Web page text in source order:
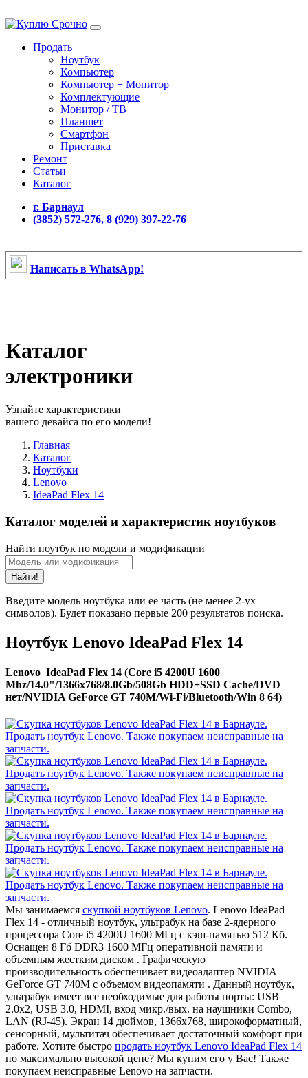
Продать
Ноутбук
Компьютер
Компьютер + Монитор
Комплектующие
Монитор / ТВ
Планшет
Смартфон
Приставка
Ремонт
Статьи
Каталог
г. Барнаул
(3852) 572-276, 8 (929) 397-22-76
Написать в WhatsApp!
Каталог
электроники
Узнайте характеристики
вашего девайса по его модели!
Главная
Каталог
Ноутбуки
Lenovo
IdeaPad Flex 14
Каталог моделей и характеристик ноутбуков
Найти ноутбук по модели и модификации
Найти!
Введите модель ноутбука или ее часть (не менее 2-ух
символов). Будет показано первые 200 результатов поиска.
Ноутбук Lenovo IdeaPad Flex 14
Lenovo IdeaPad Flex 14 (Core i5 4200U 1600
Mhz/14.0"/1366x768/8.0Gb/508Gb HDD+SSD Cache/DVD
нет/NVIDIA GeForce GT 740M/Wi-Fi/Bluetooth/Win 8 64)
Мы занимаемся скупкой ноутбуков Lenovo. Lenovo IdeaPad
Flex 14 - отличный ноутбук, ультрабук на базе 2-ядерного
процессора Core i5 4200U 1600 МГц с кэш-памятью 512 Кб.
Оснащен 8 Гб DDR3 1600 МГц оперативной памяти и
объемным жестким диском . Графическую
производительность обеспечивает видеоадаптер NVIDIA
GeForce GT 740M с объемом видеопамяти . Данный ноутбук,
ультрабук имеет все необходимые для работы порты: USB
2.0x2, USB 3.0, HDMI, вход микр./вых. на наушники Combo,
LAN (RJ-45). Экран 14 дюймов, 1366x768, широкоформатный,
сенсорный, мультитач обеспечивает достаточный комфорт при
работе. Хотите быстро продать ноутбук Lenovo IdeaPad Flex 14
по максимально высокой цене? Мы купим его у Вас! Также
покупаем неисправные Lenovo на запчасти.